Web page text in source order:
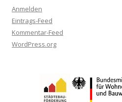
Anmelden
Eintrags-Feed
Kommentar-Feed
WordPress.org